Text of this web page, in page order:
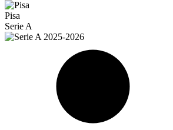
Pisa
Serie A